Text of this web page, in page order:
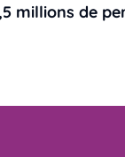
millions de